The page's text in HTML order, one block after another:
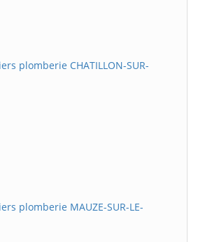
plomberie CHATILLON-SUR-
plomberie MAUZE-SUR-LE-